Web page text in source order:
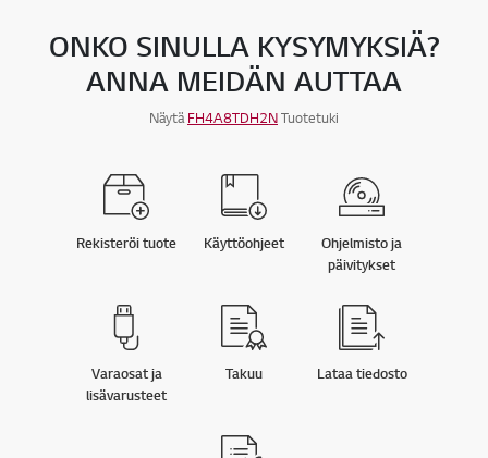
ONKO SINULLA KYSYMYKSIÄ?
ANNA MEIDÄN AUTTAA
NäytäFH4A8TDH2NTuotetuki
Rekisteröi tuote Käyttöohjeet
Ohjelmisto ja
päivitykset
Varaosat ja
lisävarusteet
Takuu Lataa tiedosto